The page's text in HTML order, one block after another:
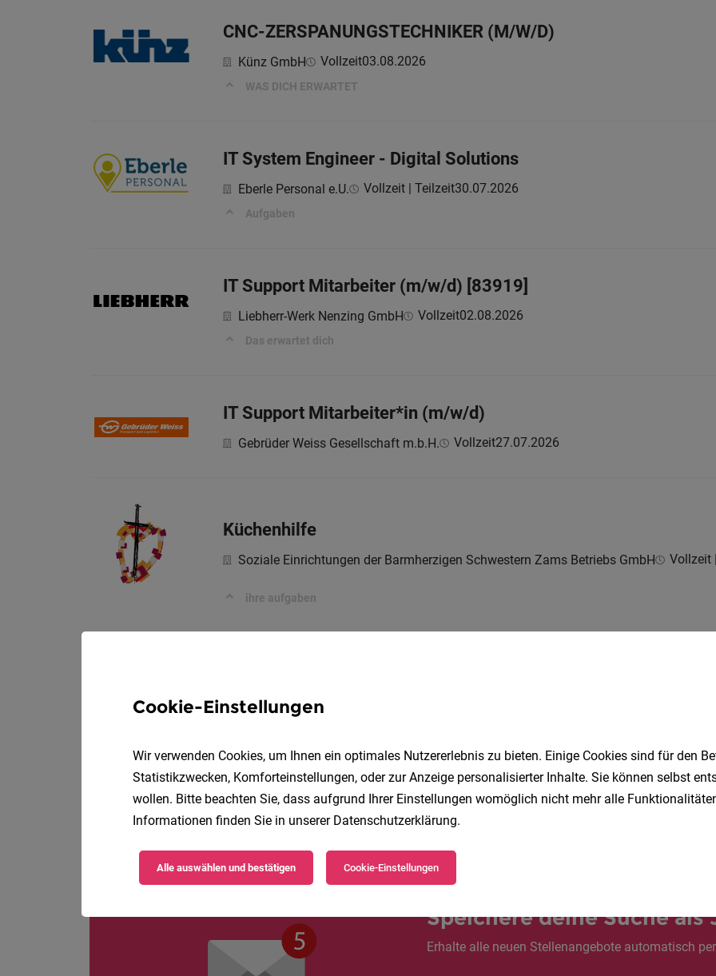
CNC-ZERSPANUNGSTECHNIKER (M/W/D)
Künz GmbH Vollzeit03.08.2026
WAS DICH ERWARTET
IT System Engineer - Digital Solutions
Eberle Personal e.U. Vollzeit | Teilzeit30.07.2026
Aufgaben
IT Support Mitarbeiter (m/w/d) [83919]
Liebherr-Werk Nenzing GmbH Vollzeit02.08.2026
Das erwartet dich
IT Support Mitarbeiter*in (m/w/d)
Gebrüder Weiss Gesellschaft m.b.H. Vollzeit27.07.2026
Küchenhilfe
Soziale Einrichtungen der Barmherzigen Schwestern Zams Betriebs GmbH Vollzeit
ihre aufgaben
Soziale Einrichtungen der Barmherzigen Schwestern Zams Betriebs GmbH
ihre aufgaben
1
Speichere deine Suche als
Erhalte alle neuen Stellenangebote automatisch
Cookie-Einstellungen
Wir verwenden Cookies, um Ihnen ein optimales Nutzererlebnis zu bieten. Einige Cookies sind für den
Statistikzwecken, Komforteinstellungen, oder zur Anzeige personalisierter Inhalte. Sie können selbst
wollen. Bitte beachten Sie, dass aufgrund Ihrer Einstellungen womöglich nicht mehr alle
Informationen finden Sie in unserer Datenschutzerklärung.
Alle auswählen und bestätigen Cookie-Einstellungen